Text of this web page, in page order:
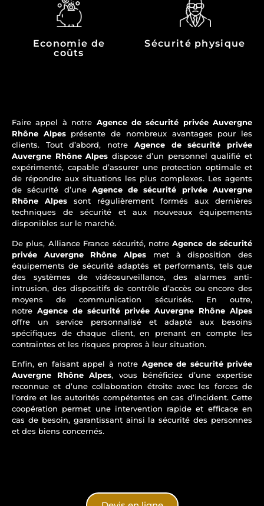
Economie de
coûts
Sécurité physique
Faire appel à notre Agence de sécurité privée Auvergne
Rhône Alpesprésente de nombreux avantages pour les
clients. Tout d’abord, notre Agence de sécurité privée
Auvergne Rhône Alpes dispose d’un personnel qualifié et
expérimenté, capable d’assurer une protection optimale et
de répondre aux situations les plus complexes. Les agents
de sécurité d’une Agence de sécurité privée Auvergne
Rhône Alpes sont régulièrement formés aux dernières
techniques de sécurité et aux nouveaux équipements
disponibles sur le marché.
De plus, Alliance France sécurité, notreAgence de sécurité
privée Auvergne Rhône Alpes met à disposition des
équipements de sécurité adaptés et performants, tels que
des systèmes de vidéosurveillance, des alarmes anti-
intrusion, des dispositifs de contrôle d’accès ou encore des
moyens de communication sécurisés. En outre,
notre Agence de sécurité privée Auvergne Rhône Alpes
offre un service personnalisé et adapté aux besoins
spécifiques de chaque client, en prenant en compte les
contraintes et les risques propres à leur situation.
Enfin, en faisant appel à notre Agence de sécurité privée
Auvergne Rhône Alpes, vous bénéficiez d’une expertise
reconnue et d’une collaboration étroite avec les forces de
l’ordre et les autorités compétentes en cas d’incident. Cette
coopération permet une intervention rapide et efficace en
cas de besoin, garantissant ainsi la sécurité des personnes
et des biens concernés.